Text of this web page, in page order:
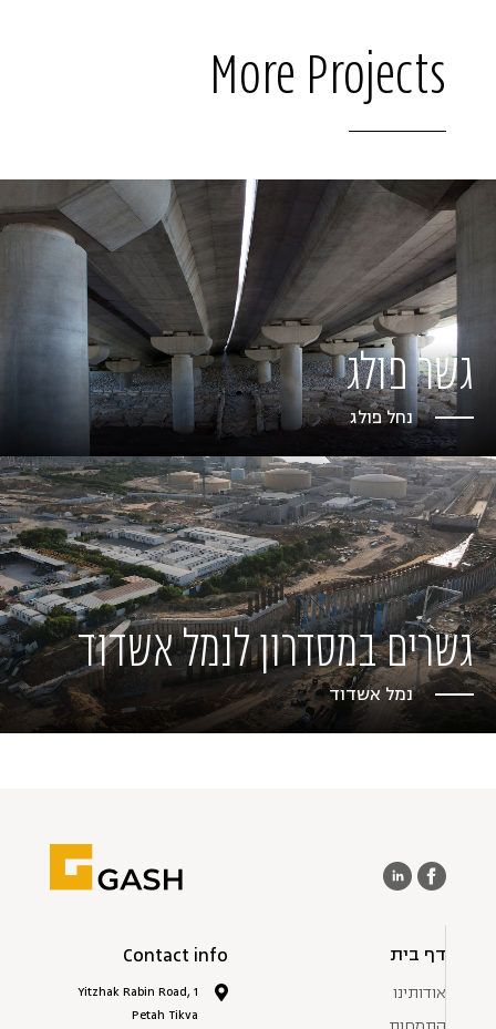
More Projects
גשר פולג
נחל פולג
גשרים במסדרון לנמל אשדוד
נמל אשדוד
דף בית
אודותינו
Contact info
1 Yitzhak Rabin Road,
Petah Tikva